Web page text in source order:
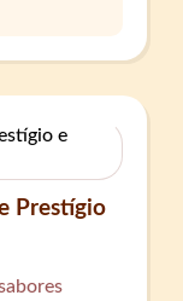
Prestígio